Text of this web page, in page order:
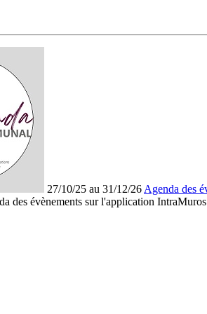
27/10/25 au 31/12/26 Agenda des
des évènements sur l'application IntraMuros